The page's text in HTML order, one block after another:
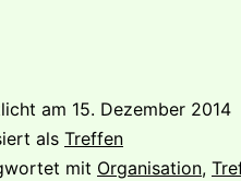
am 15. Dezember 2014
als Treffen
mit Organisation,